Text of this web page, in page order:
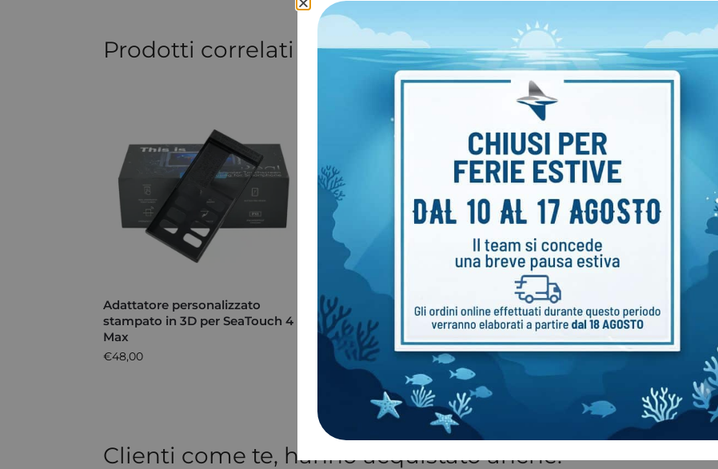
Prodotti correlati
Adattatore personalizzato
stampato in 3D per SeaTouch 4
Max
€48,00
Filtri magnetici T-Housing
GoPRO HERO 8
€59,95 - € 94,95
Cappucci tasti per T-Housing
€11,00
Clienti come te, hanno acquistato anche: